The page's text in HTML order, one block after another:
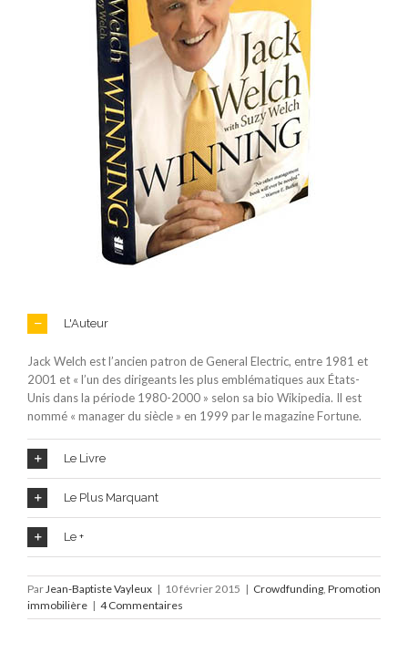
L'Auteur
Jack Welch est l’ancien patron de General Electric, entre 1981 et
2001 et « l’un des dirigeants les plus emblématiques aux États-
Unis dans la période 1980-2000 » selon sa bio Wikipedia. Il est
nommé « manager du siècle » en 1999 par le magazine Fortune.
Le Livre
Le Plus Marquant
Le +
ParJean-Baptiste Vayleux | 10 février 2015 | Crowdfunding, Promotion
immobilière | 4 Commentaires